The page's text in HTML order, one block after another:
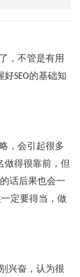
，不管是有用
SEO的基础知
，会引起很多
做得很靠前，但
话后果也会一
定要得当，做
兴奋，认为很